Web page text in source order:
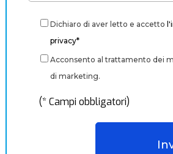
Dichiaro di aver letto e accetto
privacy*
Acconsento al trattamento dei
di marketing.
(* Campi obbligatori)